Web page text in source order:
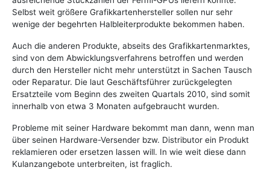
Selbst weit größere Grafikkartenhersteller sollen nur sehr
wenige der begehrten Halbleiterprodukte bekommen haben.
Auch die anderen Produkte, abseits des Grafikkartenmarktes,
sind von dem Abwicklungsverfahrens betroffen und werden
durch den Hersteller nicht mehr unterstützt in Sachen Tausch
oder Reparatur. Die laut Geschäftsführer zurückgelegten
Ersatzteile vom Beginn des zweiten Quartals 2010, sind somit
innerhalb von etwa 3 Monaten aufgebraucht wurden.
Probleme mit seiner Hardware bekommt man dann, wenn man
über seinen Hardware-Versender bzw. Distributor ein Produkt
reklamieren oder ersetzen lassen will. In wie weit diese dann
Kulanzangebote unterbreiten, ist fraglich.